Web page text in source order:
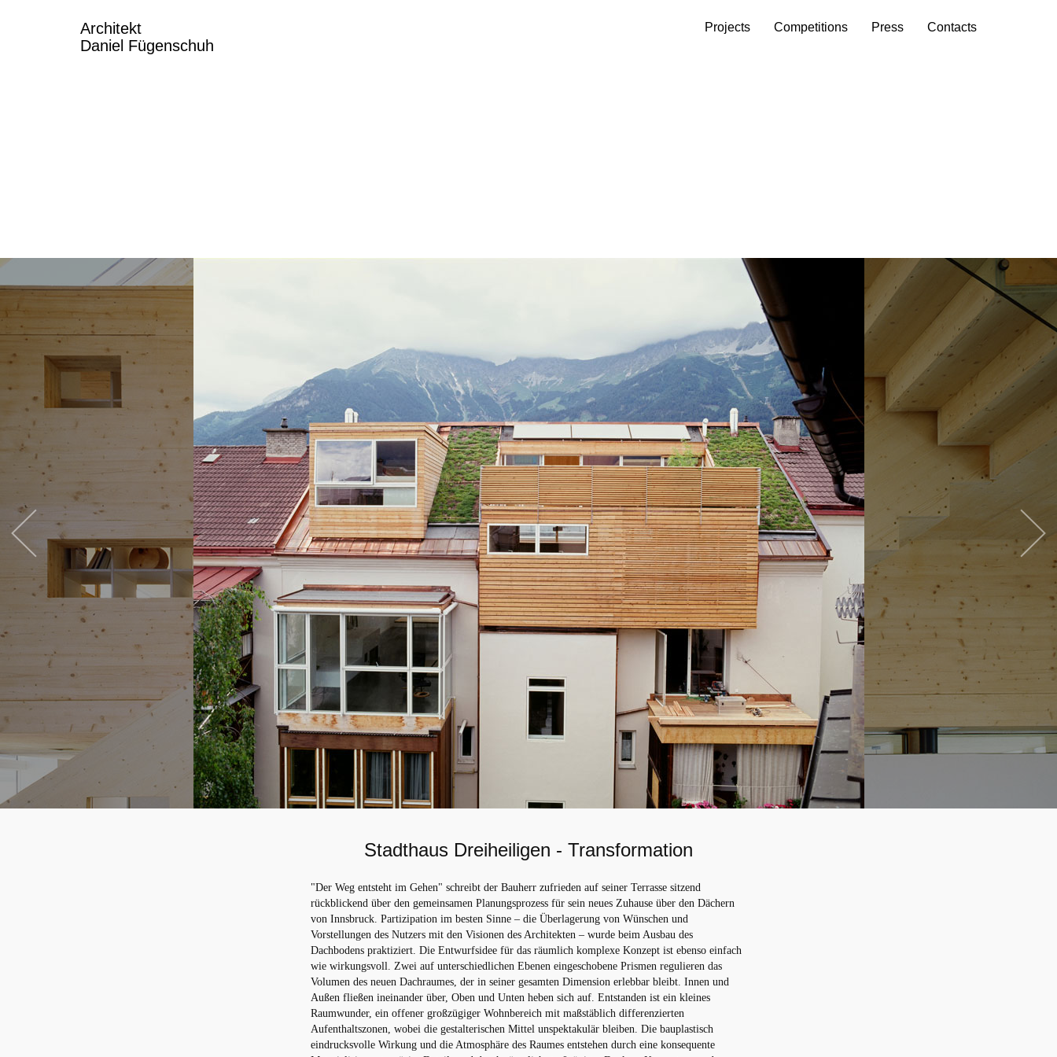
Architekt
Daniel Fügenschuh
Projects Competitions Press Contacts
Stadthaus Dreiheiligen - Transformation
"Der Weg entsteht im Gehen" schreibt der Bauherr zufrieden auf seiner Terrasse sitzend
rückblickend über den gemeinsamen Planungsprozess für sein neues Zuhause über den Dächern
von Innsbruck. Partizipation im besten Sinne – die Überlagerung von Wünschen und
Vorstellungen des Nutzers mit den Visionen des Architekten – wurde beim Ausbau des
Dachbodens praktiziert. Die Entwurfsidee für das räumlich komplexe Konzept ist ebenso einfach
wie wirkungsvoll. Zwei auf unterschiedlichen Ebenen eingeschobene Prismen regulieren das
Volumen des neuen Dachraumes, der in seiner gesamten Dimension erlebbar bleibt. Innen und
Außen fließen ineinander über, Oben und Unten heben sich auf. Entstanden ist ein kleines
Raumwunder, ein offener großzügiger Wohnbereich mit maßstäblich differenzierten
Aufenthaltszonen, wobei die gestalterischen Mittel unspektakulär bleiben. Die bauplastisch
eindrucksvolle Wirkung und die Atmosphäre des Raumes entstehen durch eine konsequente